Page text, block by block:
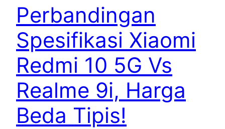
Perbandingan
Spesifikasi Xiaomi
Redmi 10 5G Vs
Realme 9i, Harga
Beda Tipis!